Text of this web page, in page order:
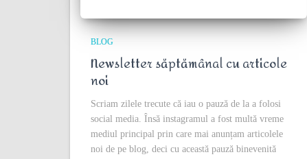
BLOG
Newsletter săptămânal cu articole
noi
Scriam zilele trecute că iau o pauză de la a folosi
social media. Însă instagramul a fost multă vreme
mediul principal prin care mai anunțam articolele
noi de pe blog, deci cu această pauză binevenită